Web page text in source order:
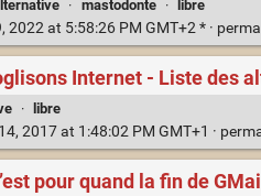
· mastodonte · libre
2022 at 5:58:26 PM GMT+2 * ·
Internet - Liste des
· libre
2017 at 1:48:02 PM GMT+1 ·
pour quand la fin de